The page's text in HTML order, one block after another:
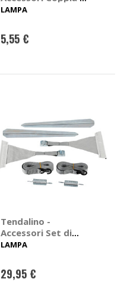
fermi per canaline
LAMPA
5,55 €
Tendalino -
Accessori Set di
cinghie anti-
LAMPA
29,95 €